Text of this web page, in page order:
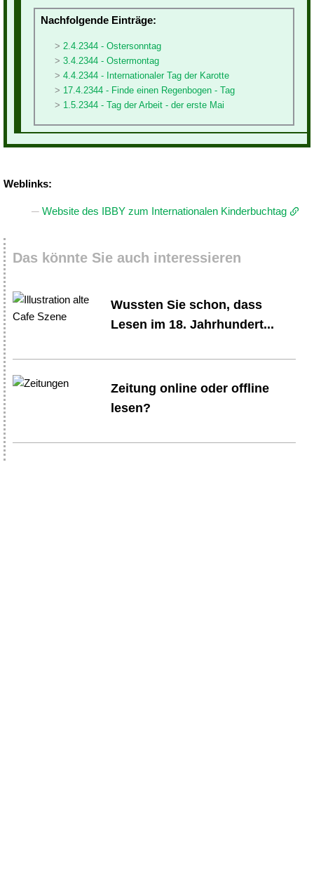
Nachfolgende Einträge:
2.4.2344 - Ostersonntag
3.4.2344 - Ostermontag
4.4.2344 - Internationaler Tag der Karotte
17.4.2344 - Finde einen Regenbogen - Tag
1.5.2344 - Tag der Arbeit - der erste Mai
Weblinks:
Website des IBBY zum Internationalen Kinderbuchtag
Das könnte Sie auch interessieren
Wussten Sie schon, dass
Lesen im 18. Jahrhundert...
Zeitung online oder offline
lesen?